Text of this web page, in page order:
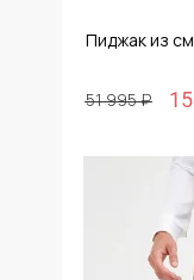
Пиджак из
51 995 ₽
48 / 48